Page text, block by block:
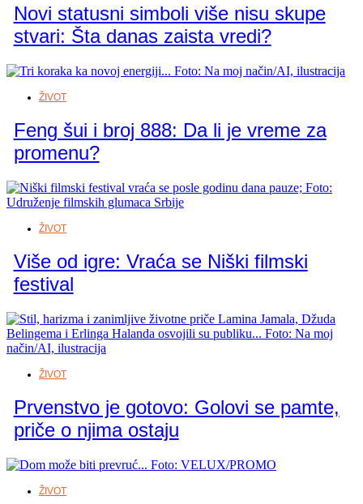
Novi statusni simboli više nisu skupe
stvari: Šta danas zaista vredi?
ŽIVOT
Feng šui i broj 888: Da li je vreme za
promenu?
ŽIVOT
Više od igre: Vraća se Niški filmski
festival
ŽIVOT
Prvenstvo je gotovo: Golovi se pamte,
priče o njima ostaju
ŽIVOT